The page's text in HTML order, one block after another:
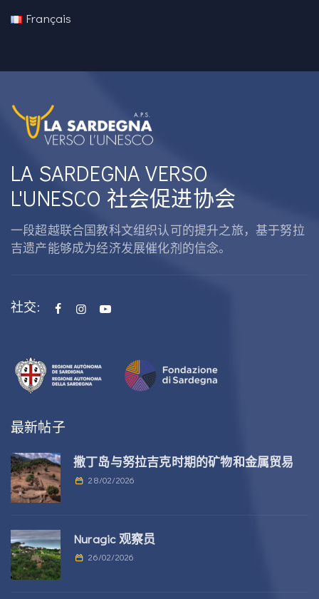
Français
LA SARDEGNA VERSO
L'UNESCO 社会促进协会
一段超越联合国教科文组织认可的提升之旅，基于努拉
吉遗产能够成为经济发展催化剂的信念。
社交:
最新帖子
撒丁岛与努拉吉克时期的矿物和金属贸易
28/02/2026
Nuragic 观察员
26/02/2026